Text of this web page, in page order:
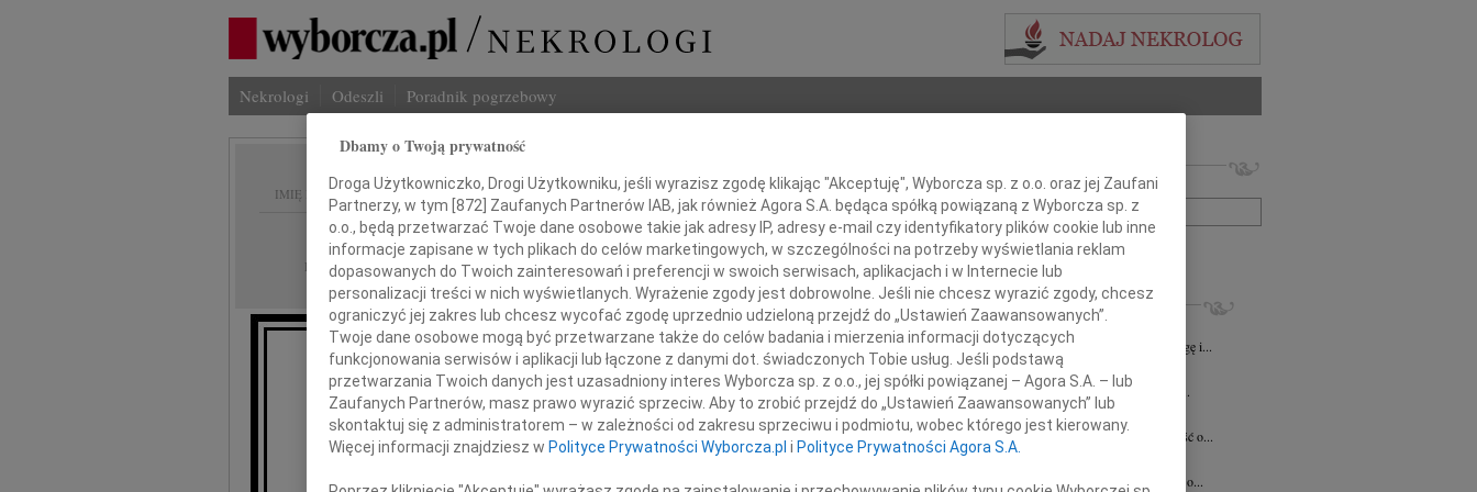
Nekrologi Odeszli Poradnik pogrzebowy
IMIĘ I NAZWISKO:
REGION: Katowice
DATA EMISJI: 29.09.2010
Panu
Zbigniewowi Wasilewiczowi
wyrazy głębokiego współczucia
Imię i nazwisko lub numer ogłoszenia:
+ szukanie zaawansowane
INNE NEKROLOGI
07.08.2026Katowice
Z wielkim smutkiem żegnamy naszego Kolegę i...
06.08.2026Katowice
Drogiej Koleżance Sabinie Kacan składamy...
Marcin Kurek
24.07.2026
Z głębokim smutkiem przyjęliśmy wiadomość o...
Tadeusz Zając
Z głębokim smutkiem przyjąłem wiadomość o...
Dbamy o Twoją prywatność
Droga Użytkowniczko, Drogi Użytkowniku, jeśli wyrazisz zgodę klikając "Akceptuję", Wyborcza sp. z o.o. oraz jej Zaufani
Partnerzy, w tym [872] Zaufanych Partnerów IAB, jak również Agora S.A. będąca spółką powiązaną z Wyborcza sp. z
o.o., będą przetwarzać Twoje dane osobowe takie jak adresy IP, adresy e-mail czy identyfikatory plików cookie lub inne
informacje zapisane w tych plikach do celów marketingowych, w szczególności na potrzeby wyświetlania reklam
dopasowanych do Twoich zainteresowań i preferencji w swoich serwisach, aplikacjach i w Internecie lub
personalizacji treści w nich wyświetlanych. Wyrażenie zgody jest dobrowolne. Jeśli nie chcesz wyrazić zgody, chcesz
ograniczyć jej zakres lub chcesz wycofać zgodę uprzednio udzieloną przejdź do „Ustawień Zaawansowanych”.
Twoje dane osobowe mogą być przetwarzane także do celów badania i mierzenia informacji dotyczących
funkcjonowania serwisów i aplikacji lub łączone z danymi dot. świadczonych Tobie usług. Jeśli podstawą
przetwarzania Twoich danych jest uzasadniony interes Wyborcza sp. z o.o., jej spółki powiązanej – Agora S.A. – lub
Zaufanych Partnerów, masz prawo wyrazić sprzeciw. Aby to zrobić przejdź do „Ustawień Zaawansowanych” lub
skontaktuj się z administratorem – w zależności od zakresu sprzeciwu i podmiotu, wobec którego jest kierowany.
Więcej informacji znajdziesz w Polityce Prywatności Wyborcza.pl i Polityce Prywatności Agora S.A.